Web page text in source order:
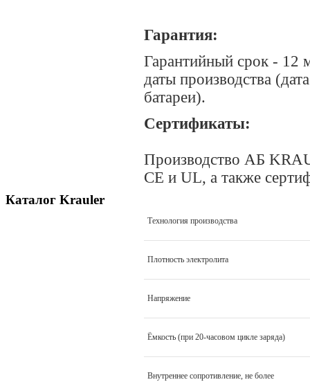
Каталог Krauler
Гарантия:
Гарантийный срок - 12
даты производства
батареи).
Сертификаты:
Производство АБ
CE и UL, а также
Технология производства
Плотность электролита
Напряжение
Ёмкость (при 20-часовом цикле заряда)
Внутреннее сопротивление, не более